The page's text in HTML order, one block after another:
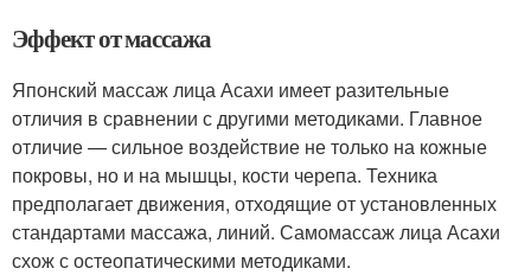
Эффект от массажа
Японский массаж лица Асахи имеет разительные
отличия в сравнении с другими методиками. Главное
отличие — сильное воздействие не только на кожные
покровы, но и на мышцы, кости черепа. Техника
предполагает движения, отходящие от установленных
стандартами массажа, линий. Самомассаж лица Асахи
схож с остеопатическими методиками.